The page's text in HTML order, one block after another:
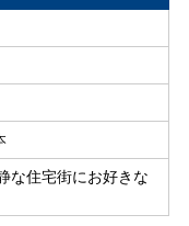
な住宅街にお好きな